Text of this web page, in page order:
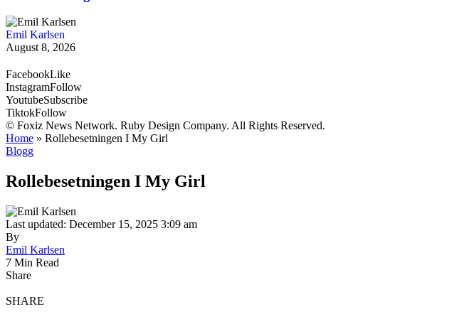
Emil Karlsen
August 8, 2026
FacebookLike
InstagramFollow
YoutubeSubscribe
TiktokFollow
© Foxiz News Network. Ruby Design Company. All Rights Reserved.
Home » Rollebesetningen I My Girl
Blogg
Rollebesetningen I My Girl
Last updated: December 15, 2025 3:09 am
By
Emil Karlsen
7 Min Read
Share
SHARE